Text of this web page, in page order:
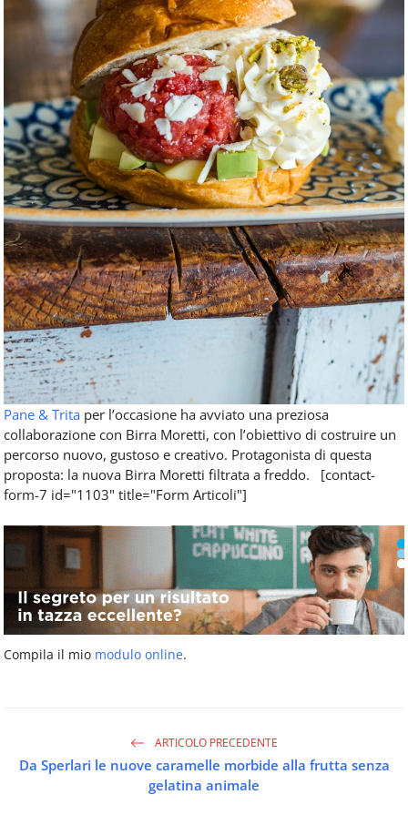
Pane & Trita per l’occasione ha avviato una preziosa
collaborazione con Birra Moretti, con l’obiettivo di costruire un
percorso nuovo, gustoso e creativo. Protagonista di questa
proposta: la nuova Birra Moretti filtrata a freddo. [contact-
form-7 id="1103" title="Form Articoli"]
Compila il mio modulo online.
ARTICOLO PRECEDENTE
Da Sperlari le nuove caramelle morbide alla frutta senza
gelatina animale